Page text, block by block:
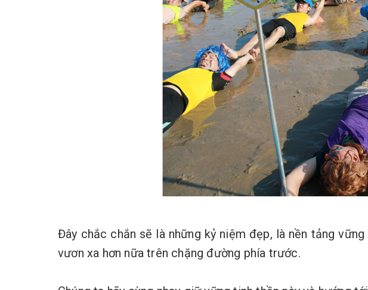
Đây chắc chắn sẽ là những kỷ niệm đẹp, là nền tảng
vươn xa hơn nữa trên chặng đường phía trước.